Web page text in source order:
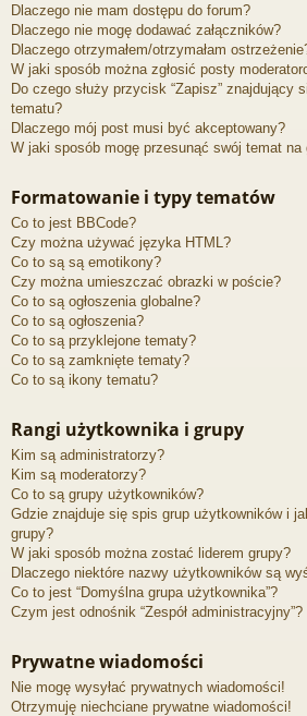
Dlaczego nie mam dostępu do forum?
Dlaczego nie mogę dodawać załączników?
Dlaczego otrzymałem/otrzymałam
W jaki sposób można zgłosić posty
Do czego służy przycisk “Zapisz” znajdujący
tematu?
Dlaczego mój post musi być akceptowany?
W jaki sposób mogę przesunąć swój temat na
Formatowanie i typy tematów
Co to jest BBCode?
Czy można używać języka HTML?
Co to są są emotikony?
Czy można umieszczać obrazki w poście?
Co to są ogłoszenia globalne?
Co to są ogłoszenia?
Co to są przyklejone tematy?
Co to są zamknięte tematy?
Co to są ikony tematu?
Rangi użytkownika i grupy
Kim są administratorzy?
Kim są moderatorzy?
Co to są grupy użytkowników?
Gdzie znajduje się spis grup użytkowników i
grupy?
W jaki sposób można zostać liderem grupy?
Dlaczego niektóre nazwy użytkowników są
Co to jest “Domyślna grupa użytkownika”?
Czym jest odnośnik “Zespół administracyjny”?
Prywatne wiadomości
Nie mogę wysyłać prywatnych wiadomości!
Otrzymuję niechciane prywatne wiadomości!